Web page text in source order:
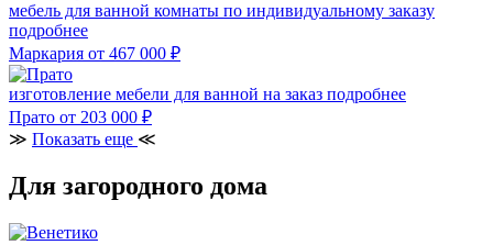
мебель для ванной комнаты по индивидуальному заказу
подробнее
Маркария от 467 000 ₽
изготовление мебели для ванной на заказ подробнее
Прато от 203 000 ₽
≫ Показать еще ≪
Для загородного дома